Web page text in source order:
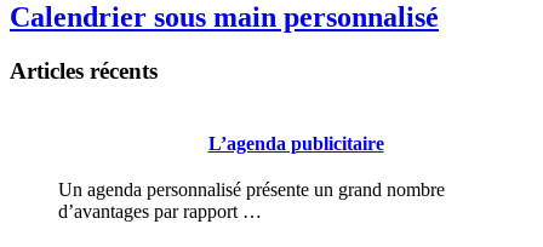
Calendrier sous main personnalisé
Articles récents
L’agenda publicitaire
Un agenda personnalisé présente un grand nombre
d’avantages par rapport …